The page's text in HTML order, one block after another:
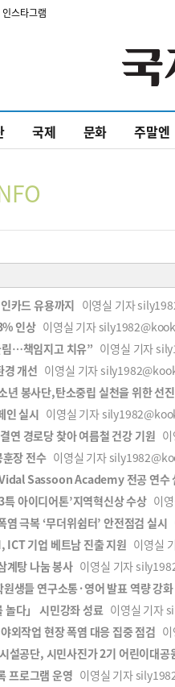
인스타그램
국제 문화 주말엔
카드 유용까지 이영실 기자
인상이영실 기자
림…책임지고 치유” 이영실 기자
경 개선 이영실 기자
년 봉사단,탄소중립 실천을 위한 선
인 실시 이영실 기자
연 경로당 찾아 여름철 건강 기원
장 전수이영실 기자
Sassoon Academy 전공 연수
아이디어톤’지역혁신상 수상 이
극복 ‘무더위쉼터’ 안전점검 실시
ICT 기업 베트남 진출 지원 이영실
계탕 나눔 봉사 이영실 기자
생들 연구소통·영어 발표 역량 강
놀다」 시민강좌 성료이영실 기자
외작업 현장 폭염 대응 집중 점검
설공단, 시민사진가 2기 어린이대공
프로그램 운영 이영실 기자